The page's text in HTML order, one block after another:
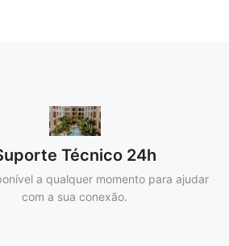
Técnico 24h
a qualquer momento para ajudar
com a sua conexão.